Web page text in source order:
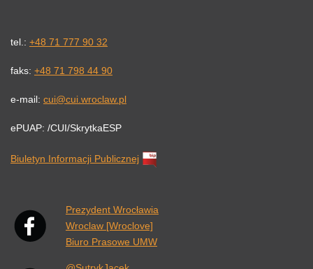
tel.: +48 71 777 90 32
faks: +48 71 798 44 90
e-mail: cui@cui.wroclaw.pl
ePUAP: /CUI/SkrytkaESP
Biuletyn Informacji Publicznej
Link otwiera się w nowej karcie przeglądarki.
Prezydent Wrocławia
Wroclaw [Wroclove]
Biuro Prasowe UMW